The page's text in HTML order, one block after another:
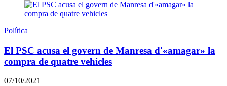
Política
El PSC acusa el govern de Manresa d'«amagar» la
compra de quatre vehicles
07/10/2021